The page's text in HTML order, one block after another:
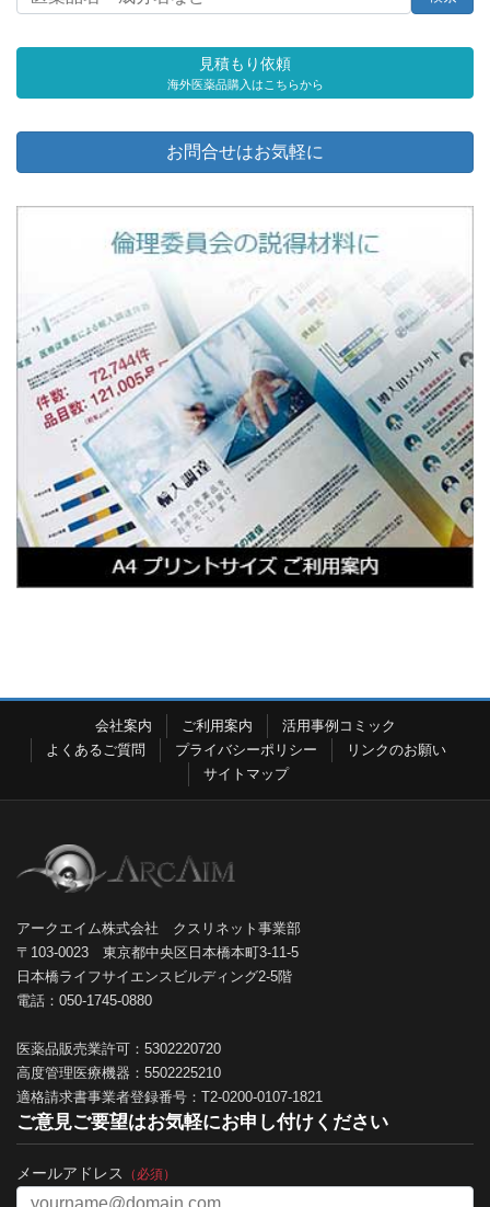
見積もり依頼
海外医薬品購入はこちらから
お問合せはお気軽に
会社案内 ご利用案内
活用事例コミック
よくあるご質問
プライバシーポリシー
リンクのお願い
サイトマップ
アークエイム株式会社 クスリネット事業部
〒103-0023 東京都中央区日本橋本町3-11-5
日本橋ライフサイエンスビルディング2-5階
電話：050-1745-0880
医薬品販売業許可：5302220720
高度管理医療機器：5502225210
適格請求書事業者登録番号：T2-0200-0107-1821
ご意見ご要望はお気軽にお申し付けください
メールアドレス （必須）